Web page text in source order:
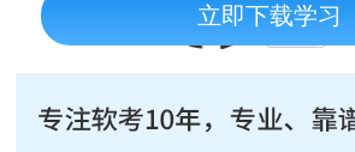
立即下载学习